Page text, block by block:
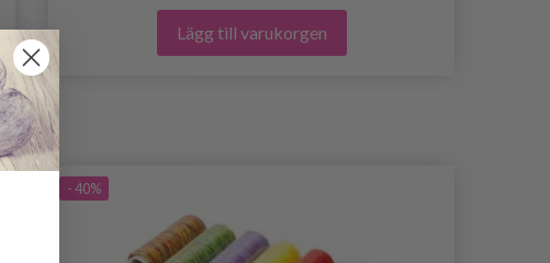
Lägg till varukorgen
- 40%